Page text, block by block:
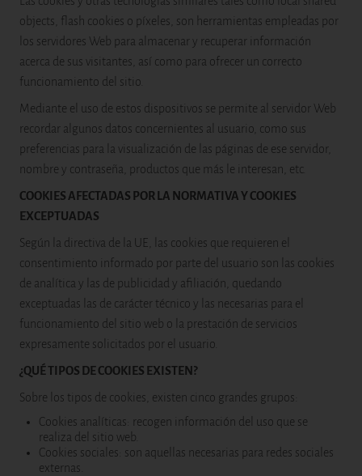
objects, flash cookies o píxeles, son herramientas empleadas por
los servidores Web para almacenar y recuperar información
acerca de sus visitantes, así como para ofrecer un correcto
funcionamiento del sitio.
Mediante el uso de estos dispositivos se permite al servidor Web
recordar algunos datos concernientes al usuario, como sus
preferencias para la visualización de las páginas de ese servidor,
nombre y contraseña, productos que más le interesan, etc.
COOKIES AFECTADAS POR LA NORMATIVA Y COOKIES
EXCEPTUADAS
Según la directiva de la UE, las cookies que requieren el
consentimiento informado por parte del usuario son las cookies
de analítica y las de publicidad y afiliación, quedando
exceptuadas las de carácter técnico y las necesarias para el
funcionamiento del sitio web o la prestación de servicios
expresamente solicitados por el usuario.
¿QUÉ TIPOS DE COOKIES EXISTEN?
Sobre los tipos de cookies, existen cinco grandes grupos:
Cookies analíticas: recogen información del uso que se
realiza del sitio web.
Cookies sociales: son aquellas necesarias para redes sociales
externas.